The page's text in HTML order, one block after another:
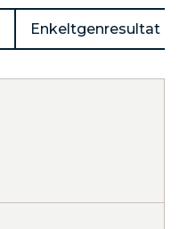
Enkeltgenresultat